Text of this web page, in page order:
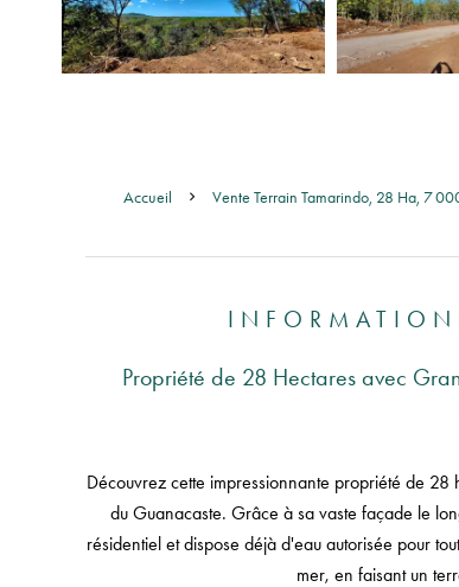
Accueil Vente Terrain Tamarindo, 28 Ha, 7
Propriété de 28 Hectares avec
Découvrez cette impressionnante propriété de
du Guanacaste. Grâce à sa vaste façade le
résidentiel et dispose déjà d'eau autorisée pour
mer, en faisant un